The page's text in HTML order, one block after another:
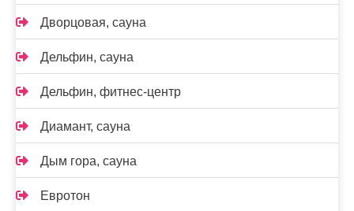
Дворцовая, сауна
Дельфин, сауна
Дельфин, фитнес-центр
Диамант, сауна
Дым гора, сауна
Евротон